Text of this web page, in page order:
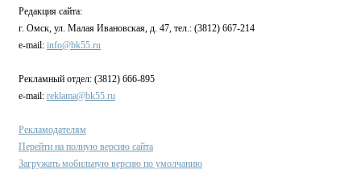
Редакция сайта:
г. Омск, ул. Малая Ивановская, д. 47, тел.: (3812) 667-214
e-mail: info@bk55.ru
Рекламный отдел: (3812) 666-895
e-mail: reklama@bk55.ru
Рекламодателям
Перейти на полную версию сайта
Загружать мобильную версию по умолчанию